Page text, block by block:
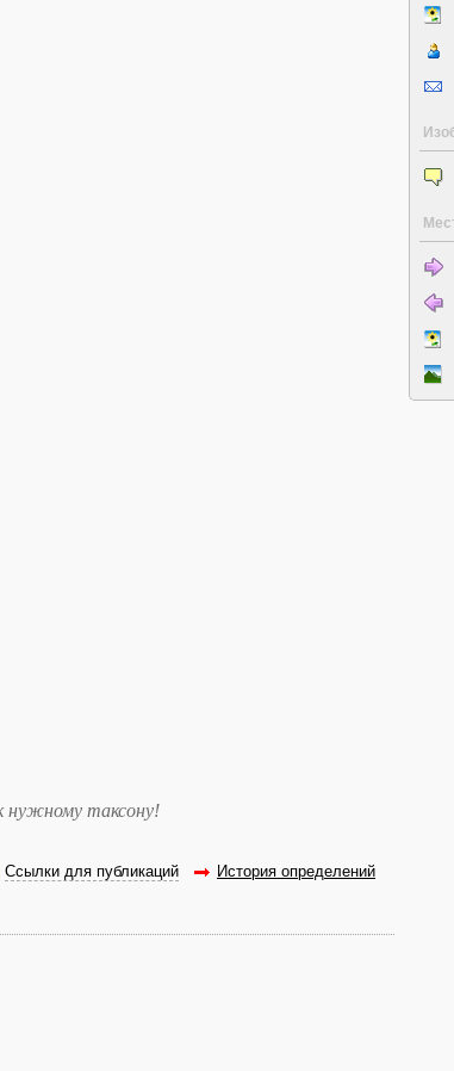
нужному таксону!
Ссылки для публикаций История определений